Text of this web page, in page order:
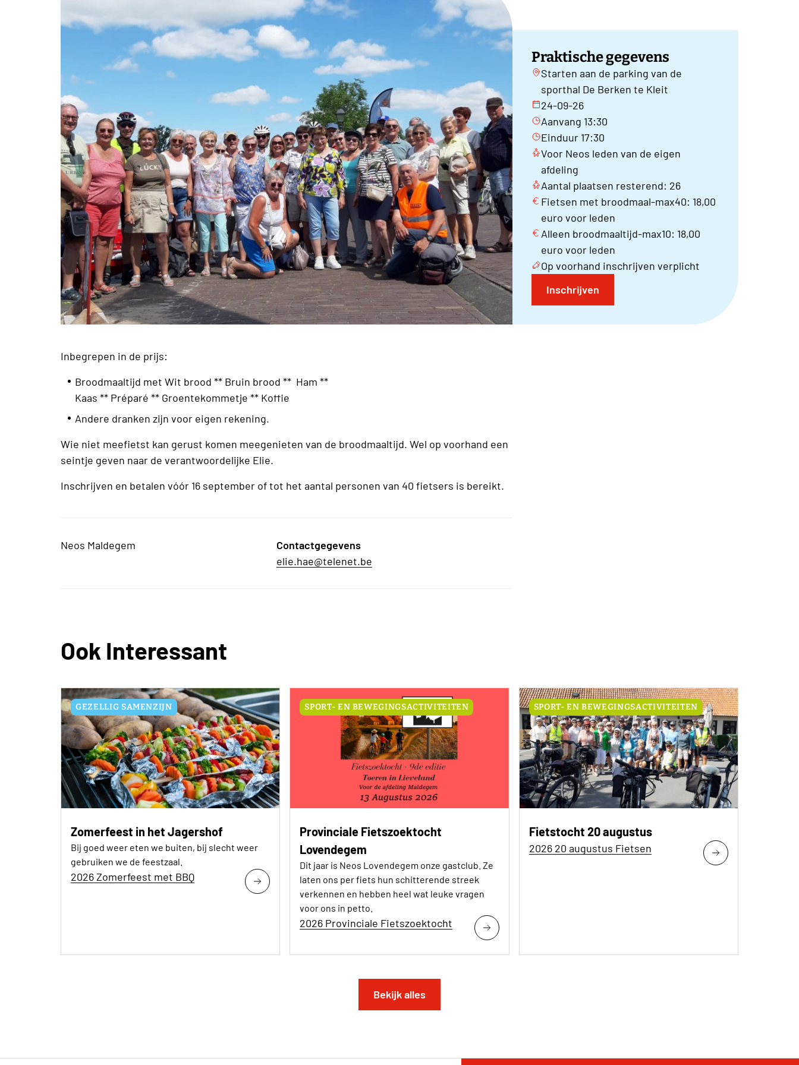
Praktische gegevens
Starten aan de parking van de
sporthal De Berken te Kleit
24-09-26
Aanvang 13:30
Einduur 17:30
Voor Neos leden van de eigen
afdeling
Aantal plaatsen resterend: 26
Fietsen met broodmaal-max40: 18,00
euro voor leden
Alleen broodmaaltijd-max10: 18,00
euro voor leden
Op voorhand inschrijven verplicht
Inschrijven
Inbegrepen in de prijs:
Broodmaaltijd met Wit brood ** Bruin brood ** Ham **
Kaas ** Préparé ** Groentekommetje ** Koffie
Andere dranken zijn voor eigen rekening.
Wie niet meefietst kan gerust komen meegenieten van de broodmaaltijd. Wel op voorhand een
seintje geven naar de verantwoordelijke Elie.
Inschrijven en betalen vóór 16 september of tot het aantal personen van 40 fietsers is bereikt.
Neos Maldegem
Contactgegevens
elie.hae@telenet.be
Ook Interessant
GEZELLIG SAMENZIJN
Zomerfeest in het Jagershof
Bij goed weer eten we buiten, bij slecht weer
gebruiken we de feestzaal.
2026 Zomerfeest met BBQ
SPORT- EN BEWEGINGSACTIVITEITEN
Provinciale Fietszoektocht
Lovendegem
Dit jaar is Neos Lovendegem onze gastclub. Ze
laten ons per fiets hun schitterende streek
verkennen en hebben heel wat leuke vragen
voor ons in petto.
2026 Provinciale Fietszoektocht
SPORT- EN BEWEGINGSACTIVITEITEN
Fietstocht 20 augustus
2026 20 augustus Fietsen
Bekijk alles